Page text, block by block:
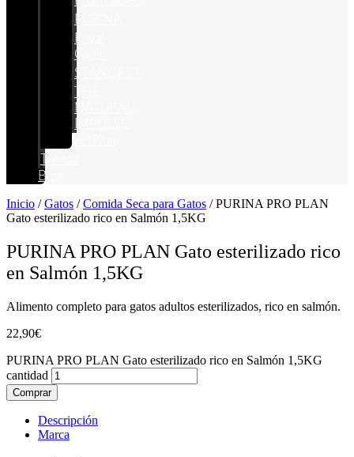
PURINA
Royal
Canin
STANGEST
NATURAL
Blog
Inicio /Gatos /Comida Seca para Gatos / PURINA PRO PLAN
Gato esterilizado rico en Salmón 1,5KG
PURINA PRO PLAN Gato esterilizado rico
en Salmón 1,5KG
Alimento completo para gatos adultos esterilizados, rico en salmón.
22,90€
PURINA PRO PLAN Gato esterilizado rico en Salmón 1,5KG
cantidad
Comprar
Descripción
Marca